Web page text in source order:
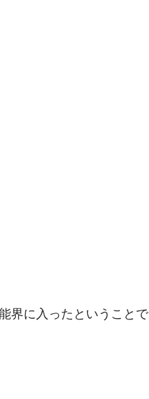
界に入ったということで